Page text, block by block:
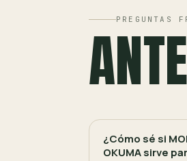
PREGUNTAS
¿Cómo sé si
OKUMA sirve